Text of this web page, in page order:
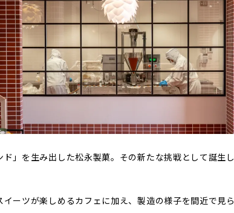
」を生み出した松永製菓。その新たな挑戦として誕生し
ーツが楽しめるカフェに加え、製造の様子を間近で見ら